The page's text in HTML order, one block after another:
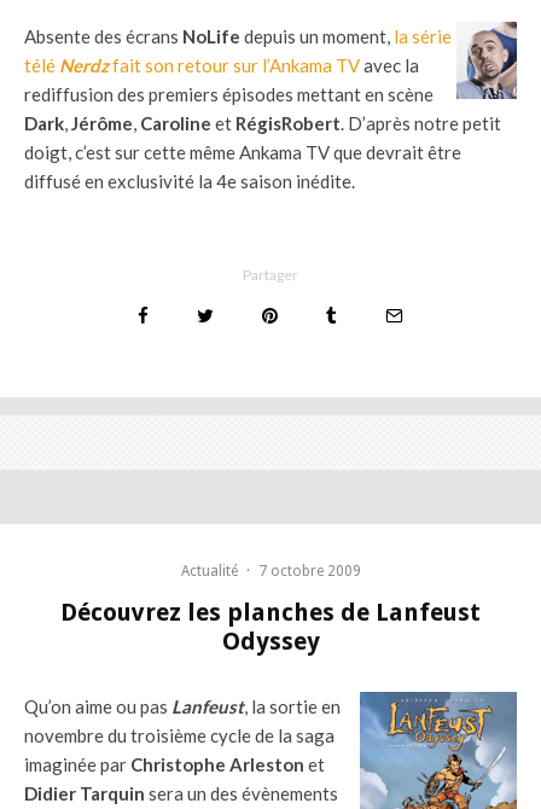
Absente des écrans NoLife depuis un moment, la série
télé Nerdzfait son retour sur l’Ankama TVavec la
rediffusion des premiers épisodes mettant en scène
Dark,Jérôme, Caroline et RégisRobert. D’après notre petit
doigt, c’est sur cette même Ankama TV que devrait être
diffusé en exclusivité la 4e saison inédite.
Partager
Actualité · 7 octobre 2009
Découvrez les planches de Lanfeust
Odyssey
Qu’on aime ou pas Lanfeust, la sortie en
novembre du troisième cycle de la saga
imaginée par Christophe Arleston et
Didier Tarquin sera un des évènements